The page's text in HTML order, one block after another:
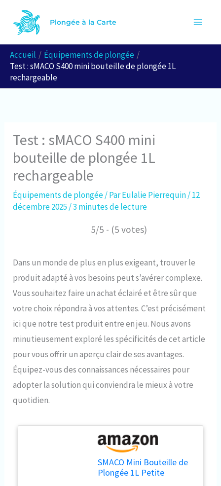
contenu
Plongée à la Carte
Accueil
Équipements de plongée
Test : sMACO S400 mini bouteille de plongée 1L
rechargeable
Test : sMACO S400 mini
bouteille de plongée 1L
rechargeable
Équipements de plongée/ ParEulalie Pierrequin/12
décembre 2025 /3 minutes de lecture
5/5 - (5 votes)
Dans un monde de plus en plus exigeant, trouver le
produit adapté à vos besoins peut s’avérer complexe.
Vous souhaitez faire un achat éclairé et être sûr que
votre choix répondra à vos attentes. C’est précisément
ici que notre test produit entre en jeu. Nous avons
minutieusement exploré les spécificités de cet article
pour vous offrir un aperçu clair de ses avantages.
Équipez-vous des connaissances nécessaires pour
adopter la solution qui conviendra le mieux à votre
quotidien.
SMACO Mini Bouteille de
Plongée 1L Petite
e
h
e
r
r